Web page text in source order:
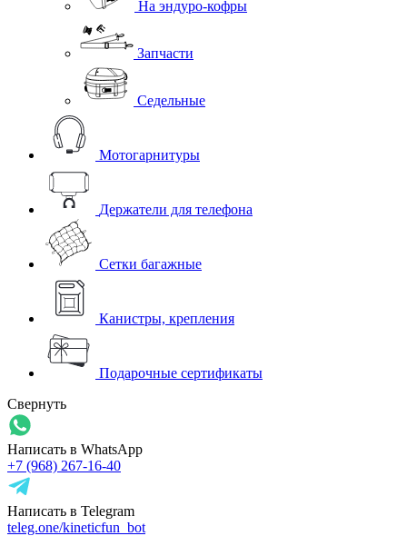
На эндуро-кофры
Запчасти
Седельные
Мотогарнитуры
Держатели для телефона
Сетки багажные
Канистры, крепления
Подарочные сертификаты
Свернуть
Написать в WhatsApp
+7 (968) 267-16-40
Написать в Telegram
teleg.one/kineticfun_bot